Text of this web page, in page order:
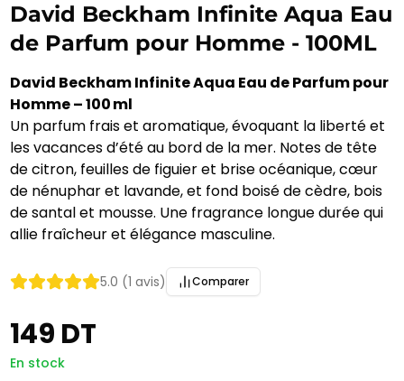
David Beckham Infinite Aqua Eau
de Parfum pour Homme - 100ML
David Beckham Infinite Aqua Eau de Parfum pour
Homme – 100 ml
Un parfum frais et aromatique, évoquant la liberté et
les vacances d’été au bord de la mer. Notes de tête
de citron, feuilles de figuier et brise océanique, cœur
de nénuphar et lavande, et fond boisé de cèdre, bois
de santal et mousse. Une fragrance longue durée qui
allie fraîcheur et élégance masculine.
5.0 (1 avis) Comparer
149 DT
En stock